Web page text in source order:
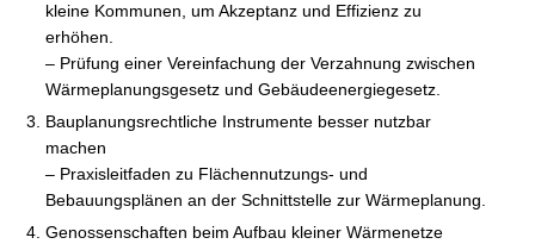
kleine Kommunen, um Akzeptanz und Effizienz zu
erhöhen.
– Prüfung einer Vereinfachung der Verzahnung zwischen
Wärmeplanungsgesetz und Gebäudeenergiegesetz.
Bauplanungsrechtliche Instrumente besser nutzbar
machen
– Praxisleitfaden zu Flächennutzungs- und
Bebauungsplänen an der Schnittstelle zur Wärmeplanung.
Genossenschaften beim Aufbau kleiner Wärmenetze